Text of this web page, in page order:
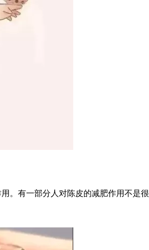
。有一部分人对陈皮的减肥作用不是